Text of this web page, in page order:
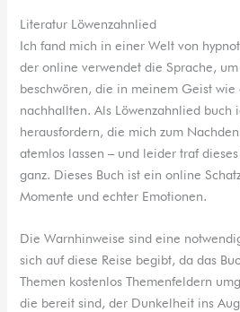
Literatur Löwenzahnlied
Ich fand mich in einer Welt von
der online verwendet die Sprache,
beschwören, die in meinem Geist wie
nachhallten. Als Löwenzahnlied buch
herausfordern, die mich zum
atemlos lassen – und leider traf
ganz. Dieses Buch ist ein online
Momente und echter Emotionen.
Die Warnhinweise sind eine
sich auf diese Reise begibt, da das
Themen kostenlos Themenfeldern
die bereit sind, der Dunkelheit ins